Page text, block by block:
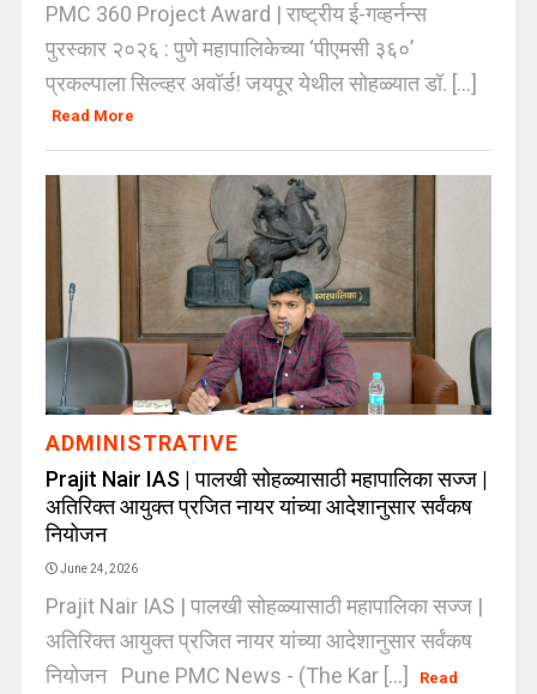
PMC 360 Project Award | राष्ट्रीय ई-गव्हर्नन्स
पुरस्कार २०२६ : पुणे महापालिकेच्या ‘पीएमसी ३६०’
प्रकल्पाला सिल्व्हर अवॉर्ड! जयपूर येथील सोहळ्यात डॉ. [...]
Read More
ADMINISTRATIVE
Prajit Nair IAS | पालखी सोहळ्यासाठी महापालिका सज्ज |
अतिरिक्त आयुक्त प्रजित नायर यांच्या आदेशानुसार सर्वंकष
नियोजन
June 24, 2026
Prajit Nair IAS | पालखी सोहळ्यासाठी महापालिका सज्ज |
अतिरिक्त आयुक्त प्रजित नायर यांच्या आदेशानुसार सर्वंकष
नियोजन Pune PMC News - (The Kar [...]
Read